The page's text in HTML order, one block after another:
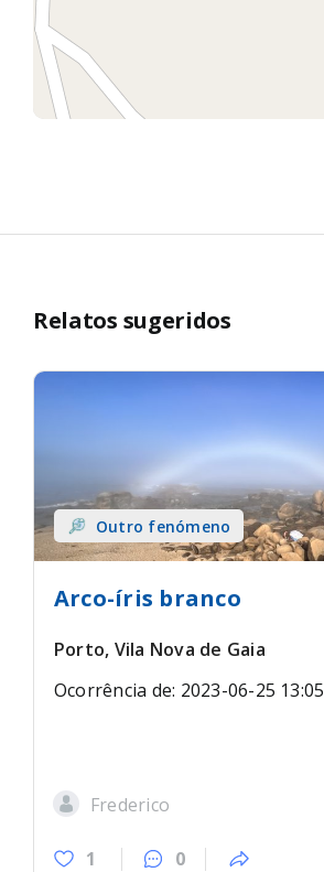
Relatos sugeridos
Outro fenómeno
Arco-íris branco
Porto, Vila Nova de Gaia
Ocorrência de: 2023-06-25 13:05
Frederico
1 0